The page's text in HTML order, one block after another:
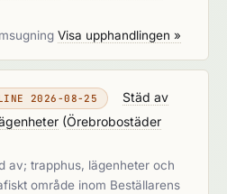
Visa upphandlingen »
2026-08-25
Städ av
(Örebrobostäder
av; trapphus, lägenheter och
område inom Beställarens